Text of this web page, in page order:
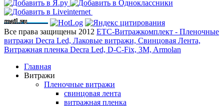
Все права защищены 2012 ЕТС-Витражкомплект - Пленочные
витражи Decra Led, Лаковые витражи, Свинцовая Лента,
Витражная пленка Decra Led, D-C-Fix, 3M, Armolan
Главная
Витражи
Пленочные витражи
свинцовая лента
витражная пленка